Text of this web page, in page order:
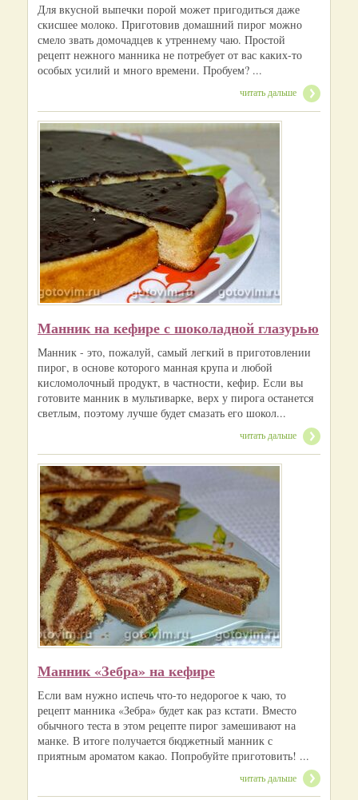
Для вкусной выпечки порой может пригодиться даже
скисшее молоко. Приготовив домашний пирог можно
смело звать домочадцев к утреннему чаю. Простой
рецепт нежного манника не потребует от вас каких-то
особых усилий и много времени. Пробуем? ...
читать дальше
Манник на кефире с шоколадной глазурью
Манник - это, пожалуй, самый легкий в приготовлении
пирог, в основе которого манная крупа и любой
кисломолочный продукт, в частности, кефир. Если вы
готовите манник в мультиварке, верх у пирога останется
светлым, поэтому лучше будет смазать его шокол...
читать дальше
Манник «Зебра» на кефире
Если вам нужно испечь что-то недорогое к чаю, то
рецепт манника «Зебра» будет как раз кстати. Вместо
обычного теста в этом рецепте пирог замешивают на
манке. В итоге получается бюджетный манник с
приятным ароматом какао. Попробуйте приготовить! ...
читать дальше